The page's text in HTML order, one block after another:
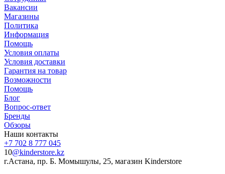
Вакансии
Магазины
Политика
Информация
Помощь
Условия оплаты
Условия доставки
Гарантия на товар
Возможности
Помощь
Блог
Вопрос-ответ
Бренды
Обзоры
Наши контакты
+7 702 8 777 045
10@kinderstore.kz
г.Астана, пр. Б. Момышулы, 25, магазин Kinderstore